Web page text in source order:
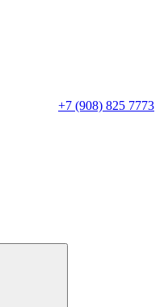
+7 (908) 825 7773